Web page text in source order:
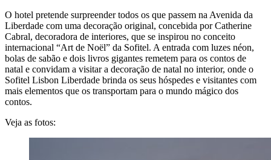
O hotel pretende surpreender todos os que passem na Avenida da
Liberdade com uma decoração original, concebida por Catherine
Cabral, decoradora de interiores, que se inspirou no conceito
internacional “Art de Noël” da Sofitel. A entrada com luzes néon,
bolas de sabão e dois livros gigantes remetem para os contos de
natal e convidam a visitar a decoração de natal no interior, onde o
Sofitel Lisbon Liberdade brinda os seus hóspedes e visitantes com
mais elementos que os transportam para o mundo mágico dos
contos.
Veja as fotos: